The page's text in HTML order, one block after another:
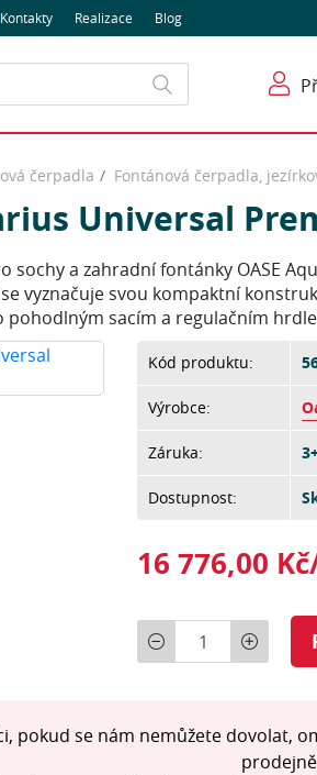
Kontakty Realizace Blog
čerpadla Fontánová čerpadla,
Universal
sochy a zahradní fontánky OASE
vyznačuje svou kompaktní
pohodlným sacím a regulačním
Kód produktu:
Výrobce:
Záruka:
Dostupnost:
16 776,00
Počet
pokud se nám nemůžete dovolat,